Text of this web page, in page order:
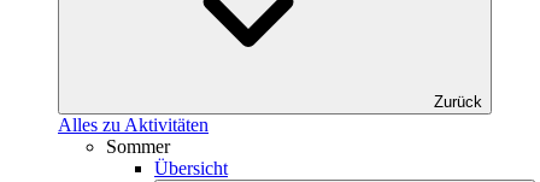
Zurück
Alles zu Aktivitäten
Sommer
Übersicht